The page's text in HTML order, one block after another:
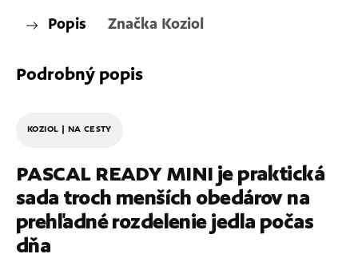
Popis Značka Koziol
Podrobný popis
KOZIOL | NA CESTY
PASCAL READY MINI je praktická
sada troch menších obedárov na
prehľadné rozdelenie jedla počas
dňa